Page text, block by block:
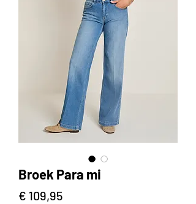
Broek Para mi
€ 109,95Prijs